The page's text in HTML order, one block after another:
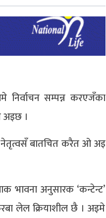
निर्वाचन सम्पन्न करएजँका
अइछ ।
नेतृत्वसँ बातचित करैत ओ अइ
भावना अनुसारक ‘कन्टेन्ट’
लेल क्रियाशील छै । अइमे